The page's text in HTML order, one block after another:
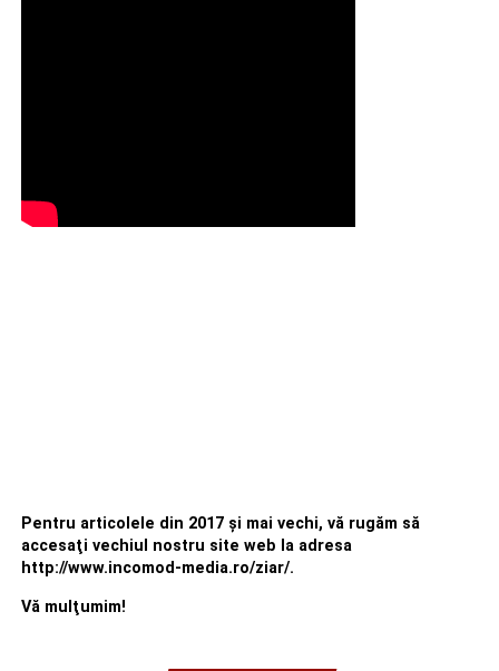
Pentru articolele din 2017 şi mai vechi, vă rugăm să
accesaţi vechiul nostru site web la adresa
http://www.incomod-media.ro/ziar/.
Vă mulţumim!